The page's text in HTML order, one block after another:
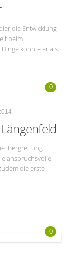
die Entwicklung
beim
konnte er als
0
Bergrettung
anspruchsvolle
die erste
0